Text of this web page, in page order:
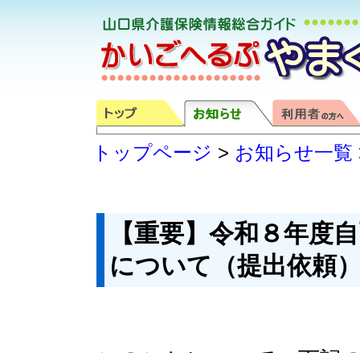
トップページ > お知らせ一覧
【重要】令和８年度
について（提出依頼